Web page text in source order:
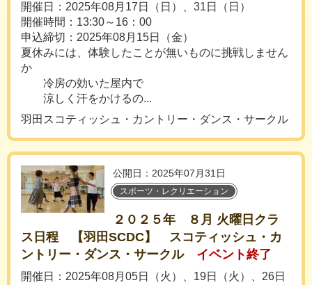
開催日：2025年08月17日（日）、31日（日）
開催時間：13:30～16：00
申込締切：2025年08月15日（金）
夏休みには、体験したことが無いものに挑戦しません
か
冷房の効いた屋内で
涼しく汗をかけるの...
羽田スコティッシュ・カントリー・ダンス・サークル
公開日：2025年07月31日
スポーツ・レクリエーション
２０２５年 ８月 火曜日クラ
ス日程 【羽田SCDC】 スコティッシュ・カ
ントリー・ダンス・サークル
イベント終了
開催日：2025年08月05日（火）、19日（火）、26日